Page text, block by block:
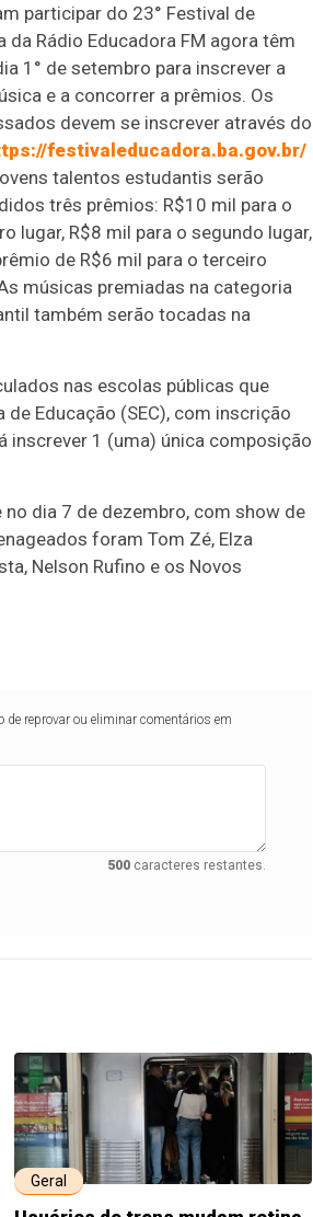
participar do 23° Festival de
da Rádio Educadora FM agora têm
1° de setembro para inscrever a
e a concorrer a prêmios. Os
devem se inscrever através do
festivaleducadora.ba.gov.br/
talentos estudantis serão
três prêmios: R$10 mil para o
lugar, R$8 mil para o segundo lugar,
de R$6 mil para o terceiro
músicas premiadas na categoria
também serão tocadas na
nas escolas públicas que
Educação (SEC), com inscrição
inscrever 1 (uma) única composição
no dia 7 de dezembro, com show de
foram Tom Zé, Elza
Nelson Rufino e os Novos
de reprovar ou eliminar comentários em
500caracteres restantes.
Geral